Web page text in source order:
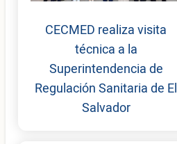
CECMED realiza visita
técnica a la
Superintendencia de
Regulación Sanitaria de El
Salvador